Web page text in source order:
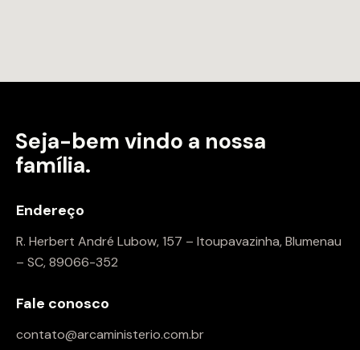
Seja-bem vindo a nossa
família.
Endereço
R. Herbert André Lubow, 157 – Itoupavazinha, Blumenau
– SC, 89066-352
Fale conosco
contato@arcaministerio.com.br